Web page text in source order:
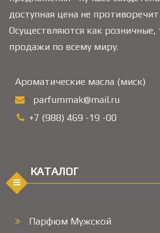
доступная цена не
Осуществляются как розничные,
продажи по всему миру.
Ароматические масла (миск)
parfummak@mail.ru
+7 (988) 469 -19 -00
КАТАЛОГ
Парфюм Мужской